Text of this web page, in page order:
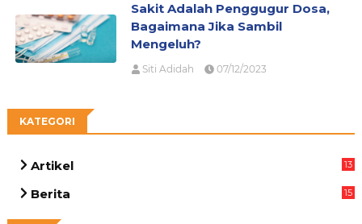
Sakit Adalah Penggugur Dosa,
Bagaimana Jika Sambil
Mengeluh?
Siti Adidah 07/12/2023
KATEGORI
Artikel
13
Berita
15